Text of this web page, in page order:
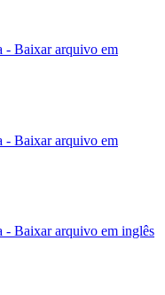
- Baixar arquivo em
- Baixar arquivo em
Baixar arquivo em inglês